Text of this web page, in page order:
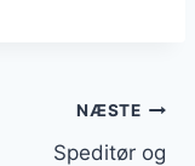
NÆSTE
Speditør og